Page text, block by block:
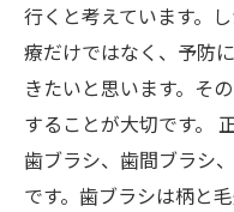
行くと考えています。
療だけではなく、予防
きたいと思います。そ
することが大切です。
歯ブラシ、歯間ブラシ
です。歯ブラシは柄と